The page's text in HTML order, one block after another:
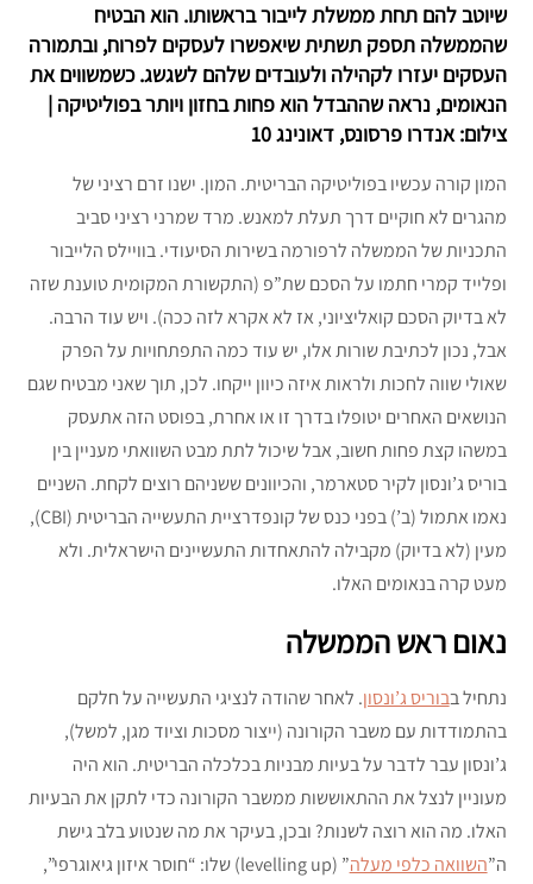
שיוטב להם תחת ממשלת לייבור בראשותו. הוא הבטיח
שהממשלה תספק תשתית שיאפשרו לעסקים לפרוח, ובתמורה
העסקים יעזרו לקהילה ולעובדים שלהם לשגשג. כשמשווים את
הנאומים, נראה שההבדל הוא פחות בחזון ויותר בפוליטיקה |
צילום: אנדרו פרסונס, דאונינג 10
המון קורה עכשיו בפוליטיקה הבריטית. המון. ישנו זרם רציני של
מהגרים לא חוקיים דרך תעלת למאנש. מרד שמרני רציני סביב
התכניות של הממשלה לרפורמה בשירות הסיעודי. בוויילס הלייבור
ופלייד קמרי חתמו על הסכם שת”פ (התקשורת המקומית טוענת שזה
לא בדיוק הסכם קואליציוני, אז לא אקרא לזה ככה). ויש עוד הרבה.
אבל, נכון לכתיבת שורות אלו, יש עוד כמה התפתחויות על הפרק
שאולי שווה לחכות ולראות איזה כיוון ייקחו. לכן, תוך שאני מבטיח שגם
הנושאים האחרים יטופלו בדרך זו או אחרת, בפוסט הזה אתעסק
במשהו קצת פחות חשוב, אבל שיכול לתת מבט השוואתי מעניין בין
בוריס ג’ונסון לקיר סטארמר, והכיוונים ששניהם רוצים לקחת. השניים
נאמו אתמול (ב’) בפני כנס של קונפדרציית התעשייה הבריטית (CBI),
מעין (לא בדיוק) מקבילה להתאחדות התעשיינים הישראלית. ולא
מעט קרה בנאומים האלו.
נאום ראש הממשלה
נתחיל בבוריס ג’ונסון. לאחר שהודה לנציגי התעשייה על חלקם
בהתמודדות עם משבר הקורונה (ייצור מסכות וציוד מגן, למשל),
ג’ונסון עבר לדבר על בעיות מבניות בכלכלה הבריטית. הוא היה
מעוניין לנצל את ההתאוששות ממשבר הקורונה כדי לתקן את הבעיות
האלו. מה הוא רוצה לשנות? ובכן, בעיקר את מה שנטוע בלב גישת
ה”השוואה כלפי מעלה
” (levelling up) שלו: “חוסר איזון גיאוגרפי”,